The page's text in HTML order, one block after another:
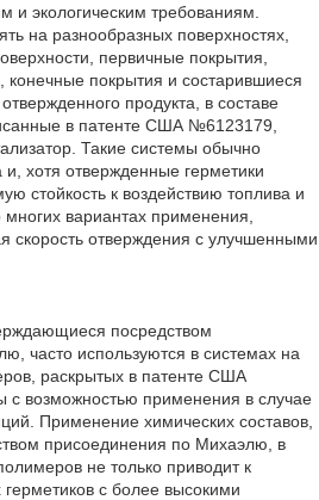
и экологическим требованиям.
на разнообразных поверхностях,
первичные покрытия,
покрытия и состарившиеся
продукта, в составе
в патенте США №6123179,
Такие системы обычно
хотя отвержденные герметики
стойкость к воздействию топлива и
многих вариантах применения,
скорость отверждения с улучшенными
посредством
часто используются в системах на
раскрытых в патенте США
возможностью применения в случае
Применение химических составов,
присоединения по Михаэлю, в
не только приводит к
с более высокими